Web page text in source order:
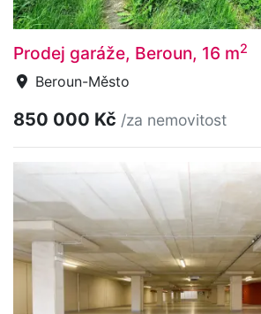
Prodej garáže, Beroun, 16 m2
Beroun-Město
850 000 Kč /za nemovitost